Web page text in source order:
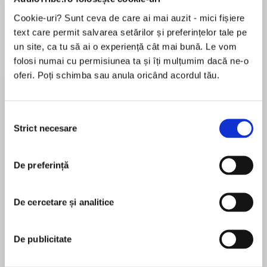
Cookie-uri? Sunt ceva de care ai mai auzit - mici fișiere
text care permit salvarea setărilor și preferințelor tale pe
un site, ca tu să ai o experiență cât mai bună. Le vom
folosi numai cu permisiunea ta și îți mulțumim dacă ne-o
oferi. Poți schimba sau anula oricând acordul tău.
consimțământului
Strict necesare
De preferință
De cercetare și analitice
De publicitate
de...
Dani Francis
la...
Lauren Weisberger
Desprecarte
the-art vehicle that transforms at the touch of a
button from race car to jet plane to single-
The roar of the crowd, the glow of the spotlight,
the thrill of the race—Mace Blazer dreams of
going TURBO.
TURBOnauts thrive on the thrum of
trimorphers’s rocket engines as the vehicles
MAI MULT
Austin Aslanis the author of the TURBO Racers